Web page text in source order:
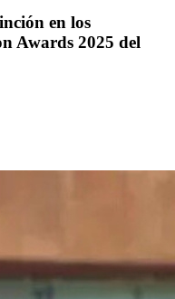
en los
Awards 2025 del